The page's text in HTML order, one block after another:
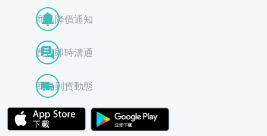
商品降價通知
買賣即時溝通
商品到貨動態
APP Store